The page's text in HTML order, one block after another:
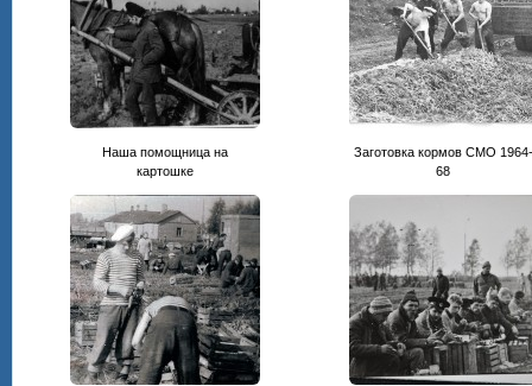
Наша помощница на
картошке
Заготовка кормов СМО 1964-
68